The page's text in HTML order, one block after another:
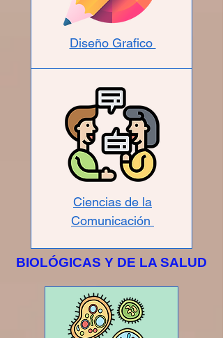
Diseño Grafico
Ciencias de la
Comunicación
BIOLÓGICAS Y DE LA SALUD